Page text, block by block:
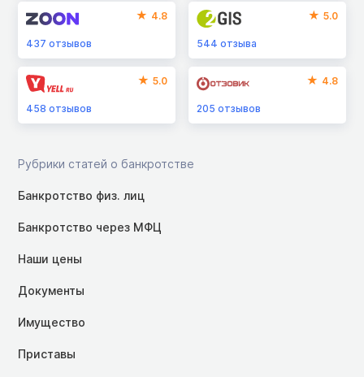
4.8
437 отзывов
5.0
544отзыва
5.0
458 отзывов
4.8
205отзывов
Рубрики статей о банкротстве
Банкротство физ. лиц
Банкротство через МФЦ
Наши цены
Документы
Имущество
Приставы